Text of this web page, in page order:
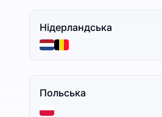
Нідерландська
Польська